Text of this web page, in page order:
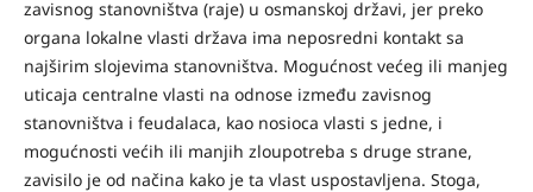
zavisnog stanovništva (raje) u osmanskoj državi, jer preko
organa lokalne vlasti država ima neposredni kontakt sa
najširim slojevima stanovništva. Mogućnost većeg ili manjeg
uticaja centralne vlasti na odnose između zavisnog
stanovništva i feudalaca, kao nosioca vlasti s jedne, i
mogućnosti većih ili manjih zloupotreba s druge strane,
zavisilo je od načina kako je ta vlast uspostavljena. Stoga,